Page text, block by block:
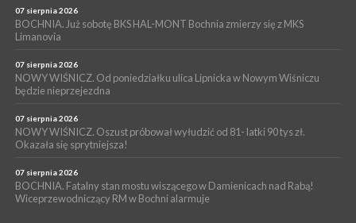
NASZ NEWS. Powstał Komitet Ochrony Ładu
Przestrzennego Miasta Bochnia. To odpowiedź na działania
magistratu
07 sierpnia 2026
BOCHNIA. Już sobotę BKS HAL-MONT Bochnia zmierzy się z MKS
Limanovia
07 sierpnia 2026
NOWY WIŚNICZ. Od poniedziałku ulica Lipnicka w Nowym Wiśniczu
będzie nieprzejezdna
07 sierpnia 2026
NOWY WIŚNICZ. Oszust próbował wyłudzić od 81- latki 90 tys zł.
Okazała się sprytniejsza!
07 sierpnia 2026
BOCHNIA. Fatalny stan mostu wiszącego w Damienicach nad Rabą!
Wiceprzewodniczący RM w Bochni alarmuje